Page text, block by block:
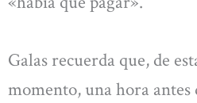
Galas recuerda que, de
momento, una hora antes